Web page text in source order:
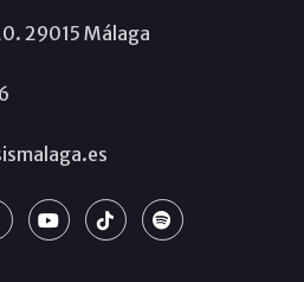
29015 Málaga